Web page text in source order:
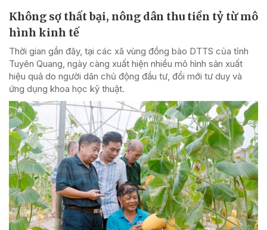
Không sợ thất bại, nông dân thu tiền tỷ từ mô
hình kinh tế
Thời gian gần đây, tại các xã vùng đồng bào DTTS của tỉnh
Tuyên Quang, ngày càng xuất hiện nhiều mô hình sản xuất
hiệu quả do người dân chủ động đầu tư, đổi mới tư duy và
ứng dụng khoa học kỹ thuật.